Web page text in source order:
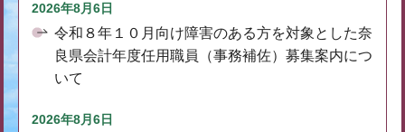
2026年8月6日
令和８年１０月向け障害のある方を対象とした奈
良県会計年度任用職員（事務補佐）募集案内につ
いて
2026年8月6日